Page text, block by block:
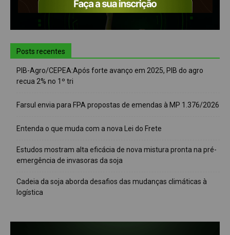
Posts recentes
PIB-Agro/CEPEA:Após forte avanço em 2025, PIB do agro
recua 2% no 1º tri
Farsul envia para FPA propostas de emendas à MP 1.376/2026
Entenda o que muda com a nova Lei do Frete
Estudos mostram alta eficácia de nova mistura pronta na pré-
emergência de invasoras da soja
Cadeia da soja aborda desafios das mudanças climáticas à
logística